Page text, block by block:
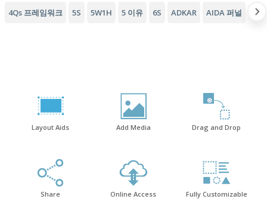
4Qs 프레임워크 5S 5W1H 5 이유 6S ADKAR AIDA 퍼널
Layout Aids Add Media Drag and Drop
Share Online Access Fully Customizable